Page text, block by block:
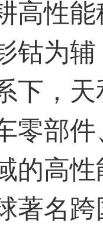
高性
钴为
下，
零部
的高
著名